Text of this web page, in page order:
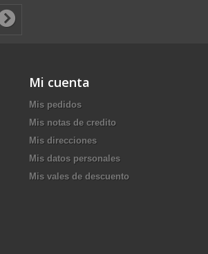
Mi cuenta
Mis pedidos
Mis notas de credito
Mis direcciones
Mis datos personales
Mis vales de descuento